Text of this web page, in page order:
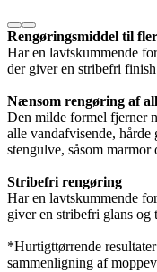
Rengøringsmiddel til
Har en lavtskummende
der giver en stribefri
Nænsom rengøring af
Den milde formel fjerner
alle vandafvisende,
stengulve, såsom marmor
Stribefri rengøring
Har en lavtskummende
giver en stribefri glans og
*Hurtigttørrende
sammenligning af